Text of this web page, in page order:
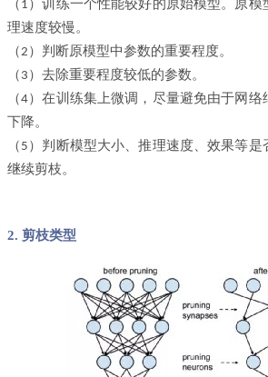
（ 1 ）训练一个性能较好的原始模型。原模
理速度较慢。
（2 ）判断原模型中参数的重要程度。
（ 3 ）去除重要程度较低的参数。
（4）在训练集上微调，尽量避免由于网
下降。
（ 5 ）判断模型大小、推理速度、效果等是
继续剪枝。
2. 剪枝类型